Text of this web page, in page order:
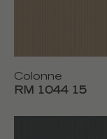
Colonne
RM 1044 15